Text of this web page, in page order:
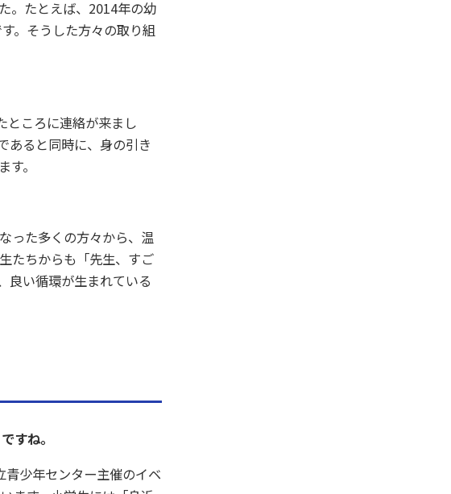
。たとえば、2014年の幼
。そうした方々の取り組
ところに連絡が来まし
あると同時に、身の引き
。
った多くの方々から、温
たちからも「先生、すご
良い循環が生まれている
すね。
青少年センター主催のイベ